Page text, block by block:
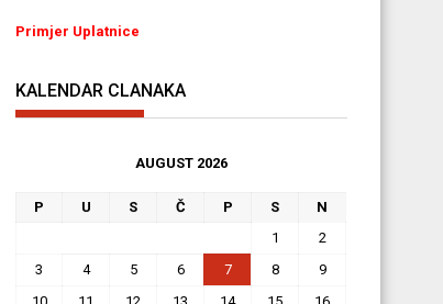
Primjer Uplatnice
KALENDAR CLANAKA
AUGUST 2026
P U S Č P S
N
1
2
3
4 5 6 7 8
9